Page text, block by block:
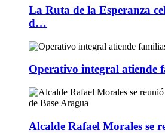
La Ruta de la Esperanza
d…
Operativo integral atiende
Alcalde Rafael Morales se